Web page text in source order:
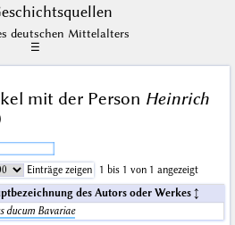
deutschen Mittelalters
☰
mit der Person Heinrich
Einträge zeigen
1 bis 1 von 1 angezeigt
des Autors oder Werkes
ducum Bavariae